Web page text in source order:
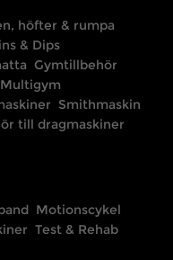
höfter & rumpa
& Dips
Gymtillbehör
Smithmaskin
till dragmaskiner
Motionscykel
Test & Rehab